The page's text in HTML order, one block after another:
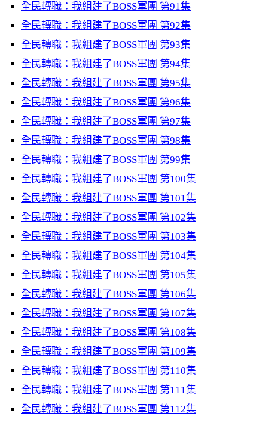
全民轉職：我組建了BOSS軍團 第91集
全民轉職：我組建了BOSS軍團 第92集
全民轉職：我組建了BOSS軍團 第93集
全民轉職：我組建了BOSS軍團 第94集
全民轉職：我組建了BOSS軍團 第95集
全民轉職：我組建了BOSS軍團 第96集
全民轉職：我組建了BOSS軍團 第97集
全民轉職：我組建了BOSS軍團 第98集
全民轉職：我組建了BOSS軍團 第99集
全民轉職：我組建了BOSS軍團 第100集
全民轉職：我組建了BOSS軍團 第101集
全民轉職：我組建了BOSS軍團 第102集
全民轉職：我組建了BOSS軍團 第103集
全民轉職：我組建了BOSS軍團 第104集
全民轉職：我組建了BOSS軍團 第105集
全民轉職：我組建了BOSS軍團 第106集
全民轉職：我組建了BOSS軍團 第107集
全民轉職：我組建了BOSS軍團 第108集
全民轉職：我組建了BOSS軍團 第109集
全民轉職：我組建了BOSS軍團 第110集
全民轉職：我組建了BOSS軍團 第111集
全民轉職：我組建了BOSS軍團 第112集